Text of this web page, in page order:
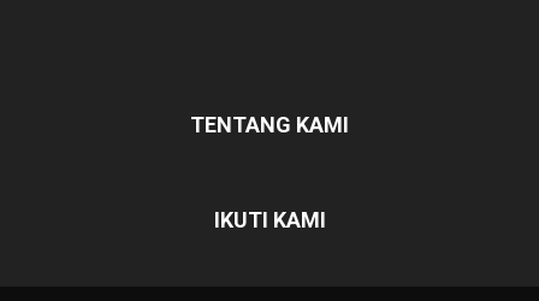
TENTANG KAMI
IKUTI KAMI